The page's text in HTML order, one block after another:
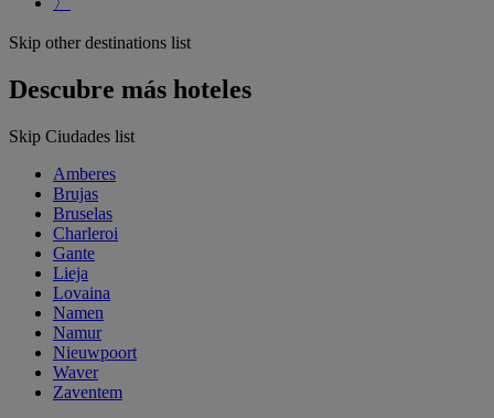
Skip other destinations list
Descubre más hoteles
Skip Ciudades list
Amberes
Brujas
Bruselas
Charleroi
Gante
Lieja
Lovaina
Namen
Namur
Nieuwpoort
Waver
Zaventem